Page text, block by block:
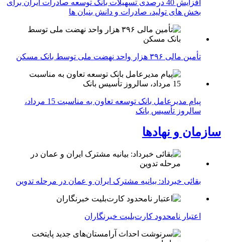
افزایش 40 درصدی تسهیلات بانک توسعه صادرات ایران برای
بخش های تولید، صادرات و دانش بنیان ها
تأمین مالی ۳۹۶ هزار واحد نهضت ملی توسط بانک مسکن
پیام مدیرعامل بانک توسعه تعاون به مناسبت 15 مرداد،
سالروز تأسیس بانک
سازمان و نهادها
بقائی خبرداد: بیانیه مشترک ایران و عمان در مرحله تدوین
اعتبار نامحدود کارت‌بلیت خبرنگاران